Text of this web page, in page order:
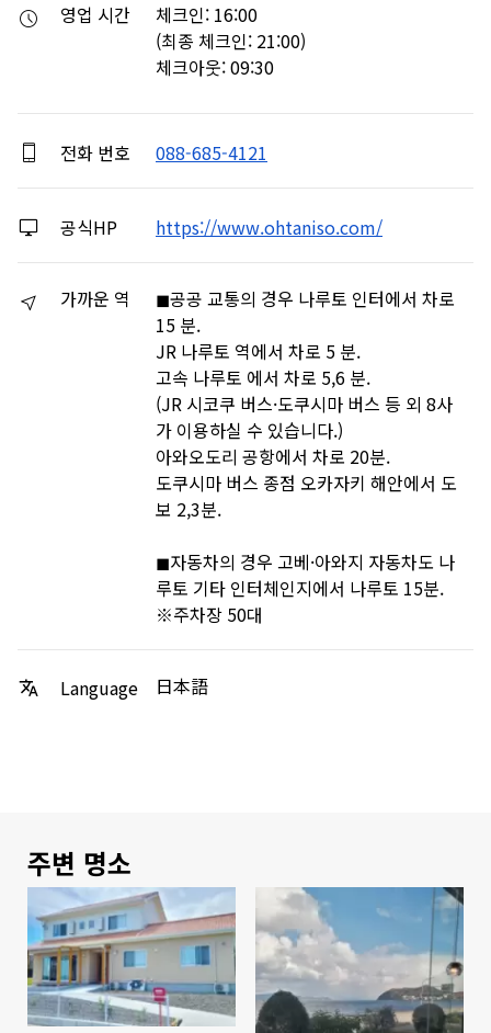
영업 시간
체크인: 16:00
(최종 체크인: 21:00)
체크아웃: 09:30
전화 번호 088-685-4121
공식HP https://www.ohtaniso.com/
가까운 역
◼︎공공 교통의 경우 나루토 인터에서 차로
15 분.
JR 나루토 역에서 차로 5 분.
고속 나루토 에서 차로 5,6 분.
(JR 시코쿠 버스·도쿠시마 버스 등 외 8사
가 이용하실 수 있습니다.)
아와오도리 공항에서 차로 20분.
도쿠시마 버스 종점 오카자키 해안에서 도
보 2,3분.
◼︎자동차의 경우 고베·아와지 자동차도 나
루토 기타 인터체인지에서 나루토 15분.
※주차장 50대
Language 日本語
주변 명소